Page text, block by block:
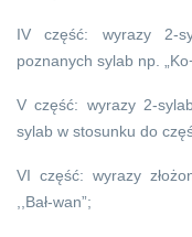
IV część: wyrazy 2-
poznanych sylab np.
V część: wyrazy 2-
sylab w stosunku do
VI część: wyrazy
,,Bał-wan”;